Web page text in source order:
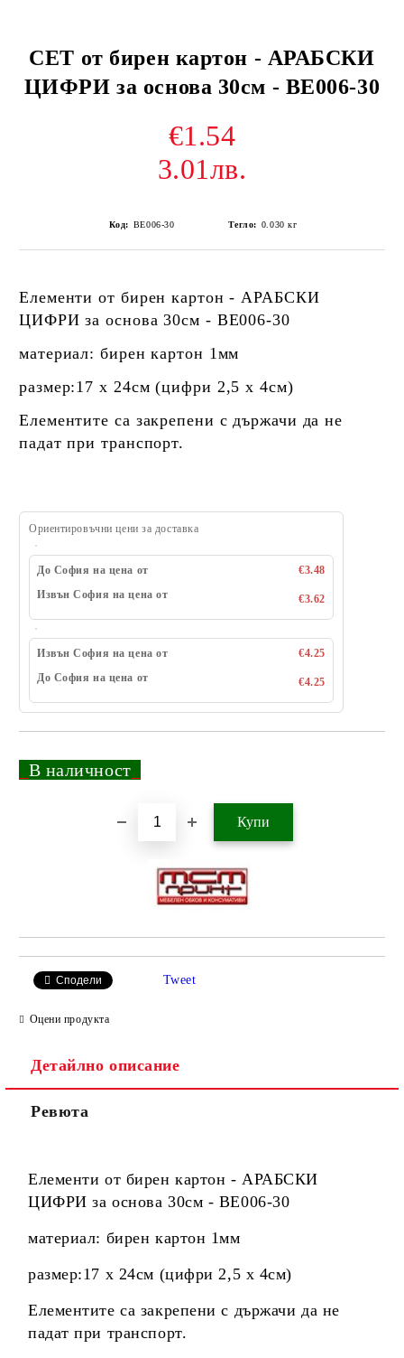
СЕТ от бирен картон - АРАБСКИ
ЦИФРИ за основа 30см - BE006-30
€1.54
3.01лв.
Код: BE006-30 Тегло: 0.030 кг
Елементи от бирен картон -АРАБСКИ
ЦИФРИ за основа 30см - BE006-30
материал: бирен картон 1мм
размер:17 х 24см(цифри 2,5 х 4см)
Елементите са закрепени с държачи да не
падат при транспорт.
Ориентировъчни цени за доставка
До София на цена от
€3.48
Извън София на цена от
€3.62
Извън София на цена от
€4.25
До София на цена от
€4.25
В наличност
Сподели Tweet
Оцени продукта
Детайлно описание
Ревюта
Елементи от бирен картон -АРАБСКИ
ЦИФРИ за основа 30см - BE006-30
материал: бирен картон 1мм
размер:17 х 24см (цифри 2,5 х 4см)
Елементите са закрепени с държачи да не
падат при транспорт.